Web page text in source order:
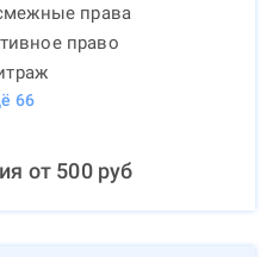
права
право
66
от 500руб